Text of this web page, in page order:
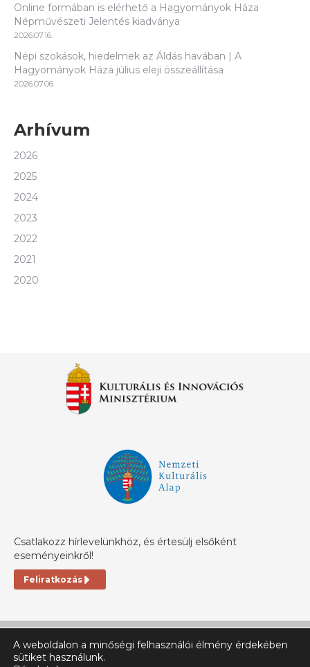
Online formában is elérhető a Hagyományok Háza
Népművészeti Jelentés kiadványa
2026.07.16.
Népi szokások, hiedelmek az Áldás havában | A
Hagyományok Háza július eleji összeállítása
2026.07.06.
Arhívum
2026
2025
2024
2023
2022
2021
2020
Csatlakozz hírlevelünkhöz, és értesülj elsőként
eseményeinkről!
Feliratkozás
A weboldalon a minőségi felhasználói élmény érdekében
sütiket használunk.